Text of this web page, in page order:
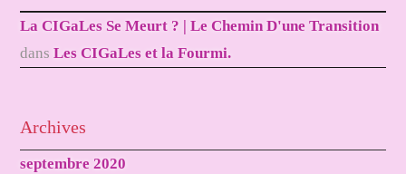
La CIGaLes Se Meurt ? | Le Chemin D'une Transition
dansLes CIGaLes et la Fourmi.
Archives
septembre 2020